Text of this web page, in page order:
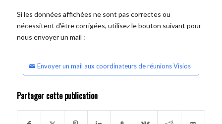
Si les données affichées ne sont pas correctes ou
nécessitent d'être corrigées, utilisez le bouton suivant pour
nous envoyer un mail :
Envoyer un mail aux coordinateurs de réunions Visios
Partager cette publication